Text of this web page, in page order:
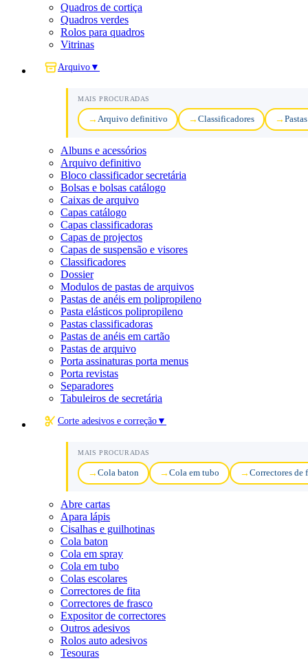
Quadros de cortiça
Quadros verdes
Rolos para quadros
Vitrinas
Arquivo ▼
MAIS PROCURADAS
Arquivo definitivo Classificadores
Albuns e acessórios
Arquivo definitivo
Bloco classificador secretária
Bolsas e bolsas catálogo
Caixas de arquivo
Capas catálogo
Capas classificadoras
Capas de projectos
Capas de suspensão e visores
Classificadores
Dossier
Modulos de pastas de arquivos
Pastas de anéis em polipropileno
Pasta elásticos polipropileno
Pastas classificadoras
Pastas de anéis em cartão
Pastas de arquivo
Porta assinaturas porta menus
Porta revistas
Separadores
Tabuleiros de secretária
Corte adesivos e correção ▼
MAIS PROCURADAS
Cola baton Cola em tubo Correctores de
Abre cartas
Apara lápis
Cisalhas e guilhotinas
Cola baton
Cola em spray
Cola em tubo
Colas escolares
Correctores de fita
Correctores de frasco
Expositor de correctores
Outros adesivos
Rolos auto adesivos
Tesouras